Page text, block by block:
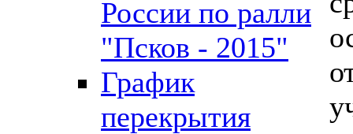
России по ралли
"Псков - 2015"
График
перекрытия